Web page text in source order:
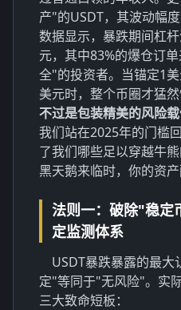
产"的USDT，其波动幅
数据显示，暴跌期间杠
元，其中83%的爆仓订
全"的投资者。当锚定1
美元时，整个币圈才猛然
不过是包装精美的风险
我们站在2025年的门槛
了我们哪些足以穿越牛
黑天鹅来临时，你的资
法则一：破除"稳定
定监测体系
USDT暴跌暴露的最
定"等同于"无风险"。实
三大致命短板：